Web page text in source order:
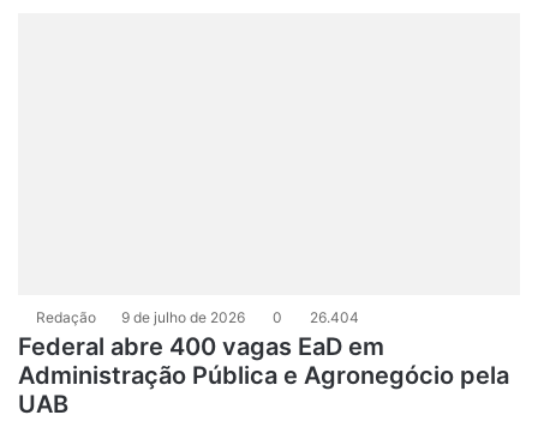
Redação 9 de julho de 2026 0 26.404
Federal abre 400 vagas EaD em
Administração Pública e Agronegócio pela
UAB